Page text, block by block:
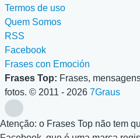
Termos de uso
Quem Somos
RSS
Facebook
Frases con Emoción
Frases Top: Frases,
fotos. © 2011 - 2026 7Graus
Atenção: o Frases Top não tem